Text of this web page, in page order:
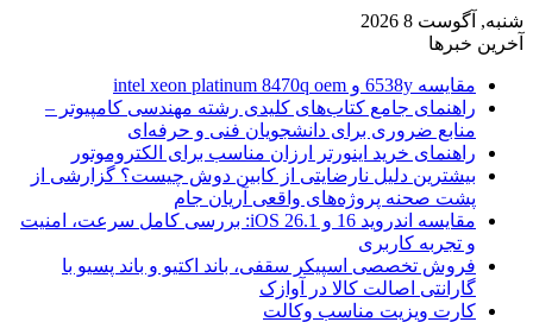
شنبه, آگوست 8 2026
آخرین خبرها
مقایسه 6538y و intel xeon platinum 8470q oem
راهنمای جامع کتاب‌های کلیدی رشته مهندسی کامپیوتر –
منابع ضروری برای دانشجویان فنی و حرفه‌ای
راهنمای خرید اینورتر ارزان مناسب برای الکتروموتور
بیشترین دلیل نارضایتی از کابین دوش چیست؟ گزارشی از
پشت صحنه پروژه‌های واقعی آریان جام
مقایسه اندروید 16 و iOS 26.1: بررسی کامل سرعت، امنیت
و تجربه کاربری
فروش تخصصی اسپیکر سقفی، باند اکتیو و باند پسیو با
گارانتی اصالت کالا در آوازک
کارت ویزیت مناسب وکالت